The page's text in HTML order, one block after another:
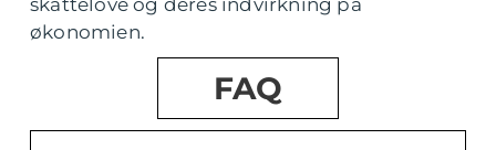
økonomien.
FAQ